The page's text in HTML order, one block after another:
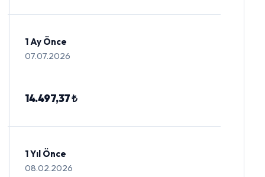
1 Ay Önce
07.07.2026
14.497,37 ₺
1 Yıl Önce
08.02.2026